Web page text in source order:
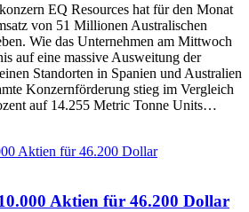
EQ Resources hat für den Monat
von 51 Millionen Australischen
Wie das Unternehmen am Mittwoch
auf eine massive Ausweitung der
Standorten in Spanien und Australien
Konzernförderung stieg im Vergleich
auf 14.255 Metric Tonne Units…
Aktien für 46.200 Dollar